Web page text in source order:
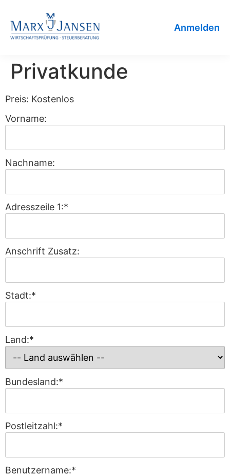
Anmelden
Privatkunde
Preis: Kostenlos
Vorname:
Nachname:
Adresszeile 1:*
Anschrift Zusatz:
Stadt:*
Land:*
Bundesland:*
Postleitzahl:*
Benutzername:*